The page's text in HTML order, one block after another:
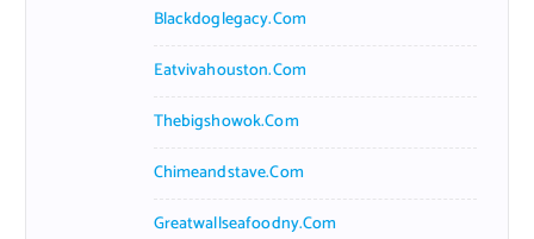
Blackdoglegacy.com
Eatvivahouston.com
Thebigshowok.com
Chimeandstave.com
Greatwallseafoodny.com